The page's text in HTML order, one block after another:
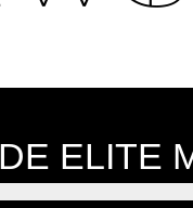
ELITE